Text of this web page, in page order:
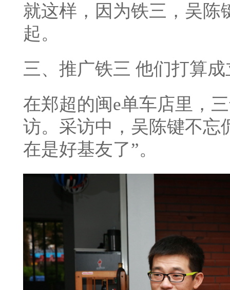
就这样，因为铁三，吴陈
起。
三、推广铁三 他们打算
在郑超的闽e单车店里，
访。采访中，吴陈键不忘
在是好基友了”。